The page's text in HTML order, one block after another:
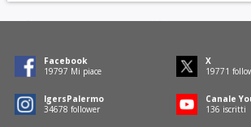
Facebook
19797 Mi piace
X
19771
IgersPalermo
34678 follower
Canale
136 iscritti